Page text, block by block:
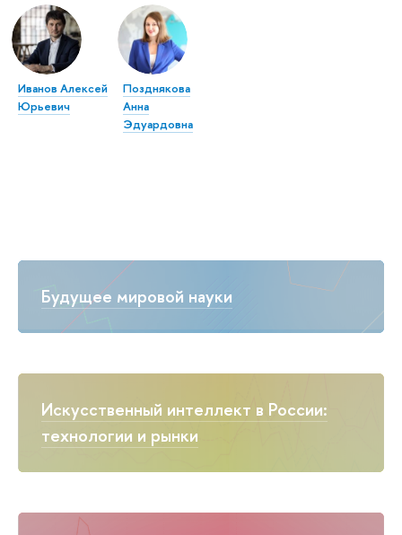
Будущее мировой науки
Искусственный интеллект в России:
технологии и рынки
Иванов Алексей
Юрьевич
Позднякова
Анна
Эдуардовна